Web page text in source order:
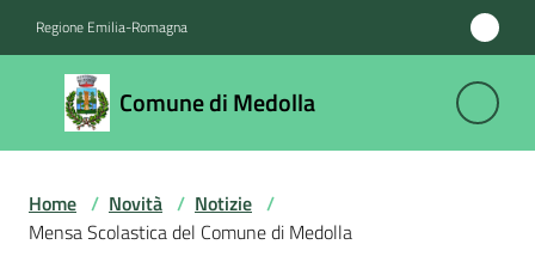
Regione Emilia-Romagna
Comune di Medolla
Comune
di
Medolla
Home / Novità / Notizie /
Mensa Scolastica del Comune di Medolla